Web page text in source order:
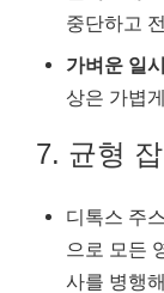
중단하고
가벼운 일
상은 가볍
7. 균형
디톡스 주
으로 모든
사를 병행